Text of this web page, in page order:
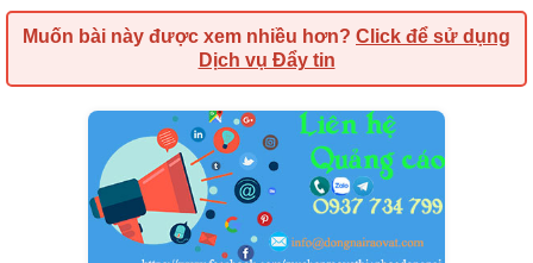
Muốn bài này được xem nhiều hơn? Click để sử dụng
Dịch vụ Đẩy tin